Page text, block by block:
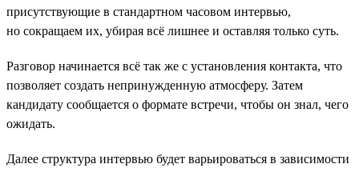
присутствующие в стандартном часовом интервью,
но сокращаем их, убирая всё лишнее и оставляя только суть.
Разговор начинается всё так же с установления контакта, что
позволяет создать непринужденную атмосферу. Затем
кандидату сообщается о формате встречи, чтобы он знал, чего
ожидать.
Далее структура интервью будет варьироваться в зависимости